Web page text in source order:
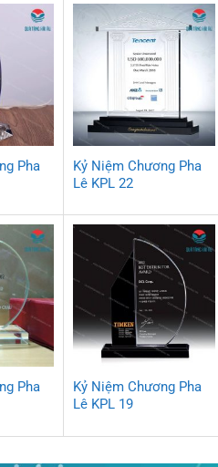
Pha
Kỷ Niệm Chương Pha
Lê KPL 22
Pha
Kỷ Niệm Chương Pha
Lê KPL 19